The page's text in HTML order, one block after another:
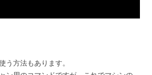
う方法もあります。